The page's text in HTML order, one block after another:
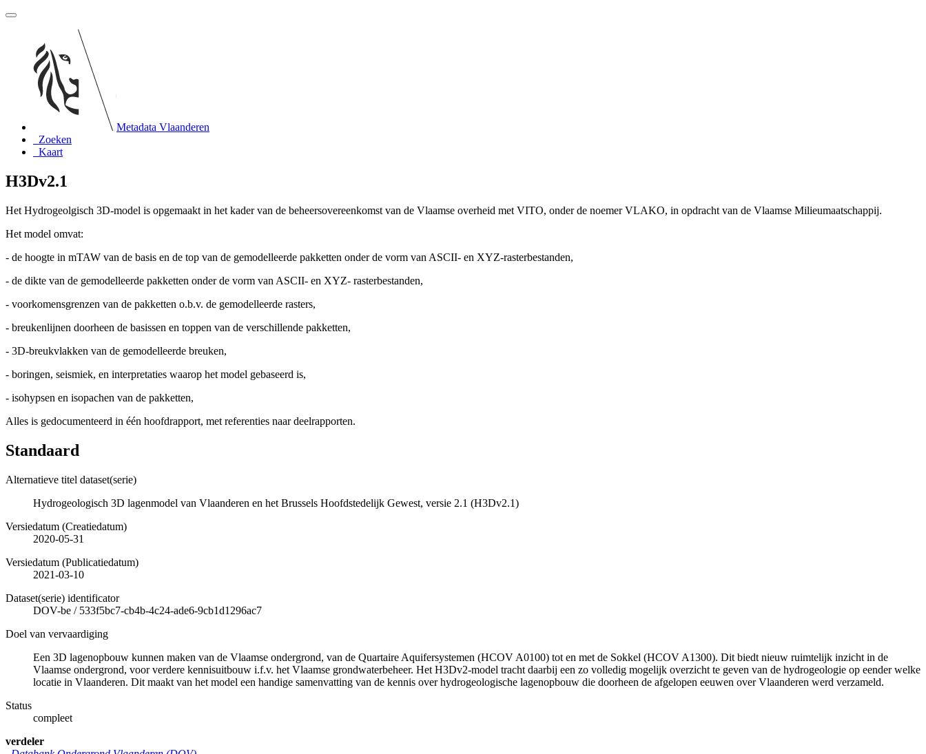
Metadata Vlaanderen
Zoeken
Kaart
H3Dv2.1
Het Hydrogeolgisch 3D-model is opgemaakt in het kader van de beheersovereenkomst van de Vlaamse overheid met VITO, onder de noemer VLAKO, in opdracht van de Vlaamse Milieumaatschappij.
Het model omvat:
- de hoogte in mTAW van de basis en de top van de gemodelleerde pakketten onder de vorm van ASCII- en XYZ-rasterbestanden,
- de dikte van de gemodelleerde pakketten onder de vorm van ASCII- en XYZ- rasterbestanden,
- voorkomensgrenzen van de pakketten o.b.v. de gemodelleerde rasters,
- breukenlijnen doorheen de basissen en toppen van de verschillende pakketten,
- 3D-breukvlakken van de gemodelleerde breuken,
- boringen, seismiek, en interpretaties waarop het model gebaseerd is,
- isohypsen en isopachen van de pakketten,
Alles is gedocumenteerd in één hoofdrapport, met referenties naar deelrapporten.
Standaard
Alternatieve titel dataset(serie)
Hydrogeologisch 3D lagenmodel van Vlaanderen en het Brussels Hoofdstedelijk Gewest, versie 2.1 (H3Dv2.1)
Versiedatum (Creatiedatum)
2020-05-31
Versiedatum (Publicatiedatum)
2021-03-10
Dataset(serie) identificator
DOV-be / 533f5bc7-cb4b-4c24-ade6-9cb1d1296ac7
Doel van vervaardiging
Een 3D lagenopbouw kunnen maken van de Vlaamse ondergrond, van de Quartaire Aquifersystemen (HCOV A0100) tot en met de Sokkel (HCOV A1300). Dit biedt nieuw ruimtelijk inzicht in de
Vlaamse ondergrond, voor verdere kennisuitbouw i.f.v. het Vlaamse grondwaterbeheer. Het H3Dv2-model tracht daarbij een zo volledig mogelijk overzicht te geven van de hydrogeologie op eender welke
locatie in Vlaanderen. Dit maakt van het model een handige samenvatting van de kennis over hydrogeologische lagenopbouw die doorheen de afgelopen eeuwen over Vlaanderen werd verzameld.
Status
compleet
verdeler